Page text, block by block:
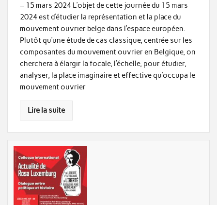
– 15 mars 2024 L’objet de cette journée du 15 mars
2024 est d’étudier la représentation et la place du
mouvement ouvrier belge dans l’espace européen.
Plutôt qu’une étude de cas classique, centrée sur les
composantes du mouvement ouvrier en Belgique, on
cherchera à élargir la focale, l’échelle, pour étudier,
analyser, la place imaginaire et effective qu’occupa le
mouvement ouvrier
Lire la suite